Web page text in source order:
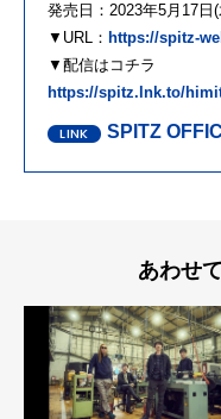
発売日：2023年5月17日
▼URL： https://spitz-
▼配信はコチラ
https://spitz.lnk.to/
SPITZ
あわせ